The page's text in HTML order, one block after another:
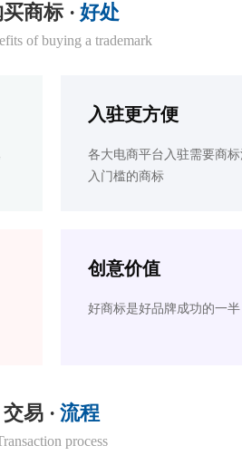
商标 · 好处
of buying a trademark
入驻更方便
各大电商平台入驻需要商
入门槛的商标
创意价值
好商标是好品牌成功的一
交易 · 流程
process